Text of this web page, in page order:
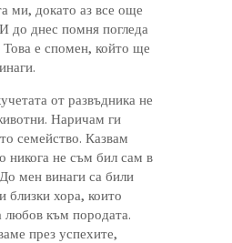
ми, докато аз все още
до днес помня погледа
е спомен, който ще
от развъдника не
Наричам ги
семейство. Казвам
никога не съм бил сам в
мен винаги са били
близки хора, които
любов към породата.
през успехите,